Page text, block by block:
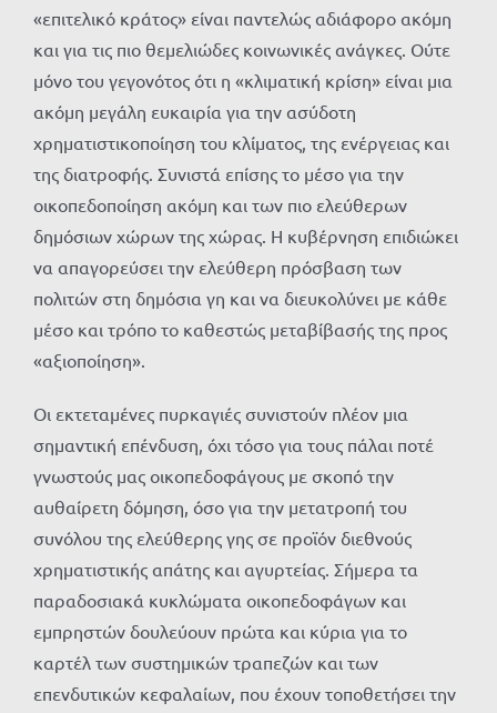
«επιτελικό κράτος» είναι παντελώς αδιάφορο ακόμη
και για τις πιο θεμελιώδες κοινωνικές ανάγκες. Ούτε
μόνο του γεγονότος ότι η «κλιματική κρίση» είναι μια
ακόμη μεγάλη ευκαιρία για την ασύδοτη
χρηματιστικοποίηση του κλίματος, της ενέργειας και
της διατροφής. Συνιστά επίσης το μέσο για την
οικοπεδοποίηση ακόμη και των πιο ελεύθερων
δημόσιων χώρων της χώρας. Η κυβέρνηση επιδιώκει
να απαγορεύσει την ελεύθερη πρόσβαση των
πολιτών στη δημόσια γη και να διευκολύνει με κάθε
μέσο και τρόπο το καθεστώς μεταβίβασής της προς
«αξιοποίηση».
Οι εκτεταμένες πυρκαγιές συνιστούν πλέον μια
σημαντική επένδυση, όχι τόσο για τους πάλαι ποτέ
γνωστούς μας οικοπεδοφάγους με σκοπό την
αυθαίρετη δόμηση, όσο για την μετατροπή του
συνόλου της ελεύθερης γης σε προϊόν διεθνούς
χρηματιστικής απάτης και αγυρτείας. Σήμερα τα
παραδοσιακά κυκλώματα οικοπεδοφάγων και
εμπρηστών δουλεύουν πρώτα και κύρια για το
καρτέλ των συστημικών τραπεζών και των
επενδυτικών κεφαλαίων, που έχουν τοποθετήσει την